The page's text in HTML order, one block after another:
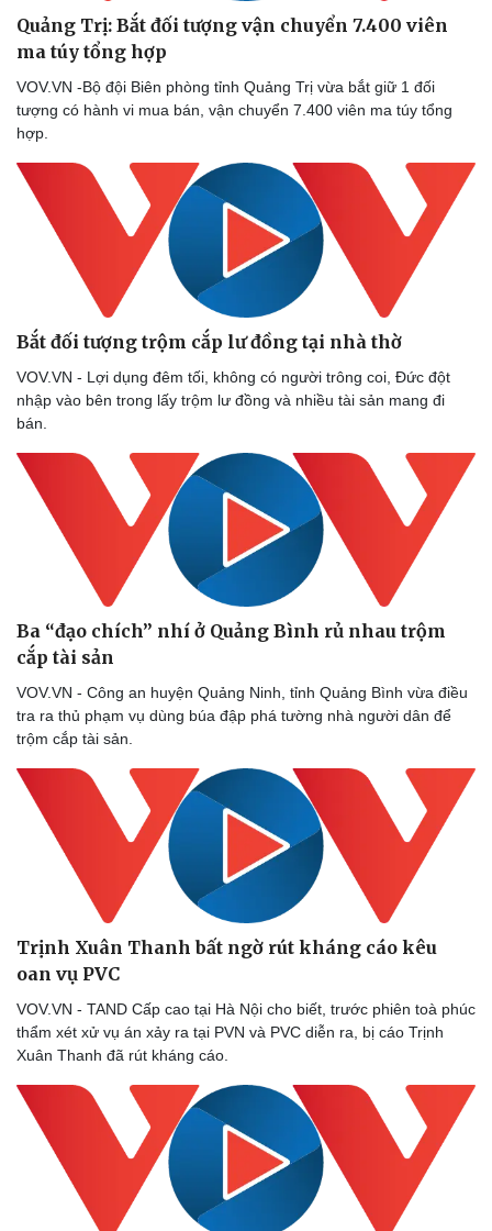
Thể thao
Bóng đá
Lịch thi đấu bóng đá
Thế giới thể thao
Hậu trường
Ô tô - Xe máy
Xe máy
Tư vấn
Quảng Trị: Bắt đối tượng vận chuyển 7.400 viên
ma túy tổng hợp
VOV.VN -Bộ đội Biên phòng tỉnh Quảng Trị vừa bắt giữ 1 đối
tượng có hành vi mua bán, vận chuyển 7.400 viên ma túy tổng
hợp.
Bắt đối tượng trộm cắp lư đồng tại nhà thờ
VOV.VN - Lợi dụng đêm tối, không có người trông coi, Đức đột
nhập vào bên trong lấy trộm lư đồng và nhiều tài sản mang đi
bán.
Ba “đạo chích” nhí ở Quảng Bình rủ nhau trộm
cắp tài sản
VOV.VN - Công an huyện Quảng Ninh, tỉnh Quảng Bình vừa điều
tra ra thủ phạm vụ dùng búa đập phá tường nhà người dân để
trộm cắp tài sản.
Trịnh Xuân Thanh bất ngờ rút kháng cáo kêu
oan vụ PVC
VOV.VN - TAND Cấp cao tại Hà Nội cho biết, trước phiên toà phúc
thẩm xét xử vụ án xảy ra tại PVN và PVC diễn ra, bị cáo Trịnh
Xuân Thanh đã rút kháng cáo.